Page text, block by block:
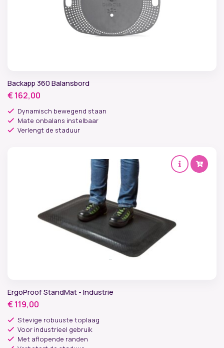
Backapp 360 Balansbord
€ 162,00
Dynamisch bewegend staan
Mate onbalans instelbaar
Verlengt de staduur
ErgoProof StandMat - Industrie
€ 119,00
Stevige robuuste toplaag
Voor industrieel gebruik
Met aflopende randen